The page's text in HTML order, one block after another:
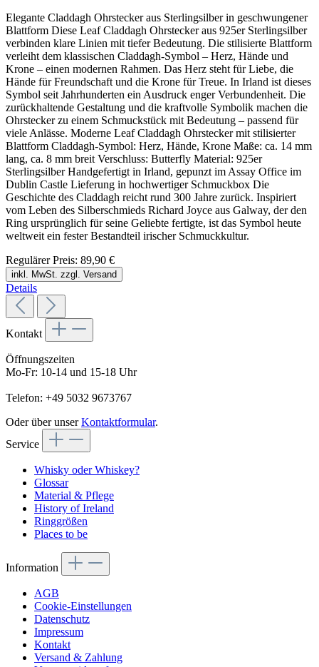
Elegante Claddagh Ohrstecker aus Sterlingsilber in geschwungener
Blattform Diese Leaf Claddagh Ohrstecker aus 925er Sterlingsilber
verbinden klare Linien mit tiefer Bedeutung. Die stilisierte Blattform
verleiht dem klassischen Claddagh-Symbol – Herz, Hände und
Krone – einen modernen Rahmen. Das Herz steht für Liebe, die
Hände für Freundschaft und die Krone für Treue. In Irland ist dieses
Symbol seit Jahrhunderten ein Ausdruck enger Verbundenheit. Die
zurückhaltende Gestaltung und die kraftvolle Symbolik machen die
Ohrstecker zu einem Schmuckstück mit Bedeutung – passend für
viele Anlässe. Moderne Leaf Claddagh Ohrstecker mit stilisierter
Blattform Claddagh-Symbol: Herz, Hände, Krone Maße: ca. 14 mm
lang, ca. 8 mm breit Verschluss: Butterfly Material: 925er
Sterlingsilber Handgefertigt in Irland, gepunzt im Assay Office im
Dublin Castle Lieferung in hochwertiger Schmuckbox Die
Geschichte des Claddagh reicht rund 300 Jahre zurück. Inspiriert
vom Leben des Silberschmieds Richard Joyce aus Galway, der den
Ring ursprünglich für seine Geliebte fertigte, ist das Symbol heute
weltweit ein fester Bestandteil irischer Schmuckkultur.
Regulärer Preis: 89,90 €
inkl. MwSt. zzgl. Versand
Details
Kontakt
Öffnungszeiten
Mo-Fr: 10-14 und 15-18 Uhr
Telefon: +49 5032 9673767
Oder über unserKontaktformular.
Service
Whisky oder Whiskey?
Glossar
Material & Pflege
History of Ireland
Ringgrößen
Places to be
Information
AGB
Cookie-Einstellungen
Datenschutz
Impressum
Kontakt
Versand & Zahlung